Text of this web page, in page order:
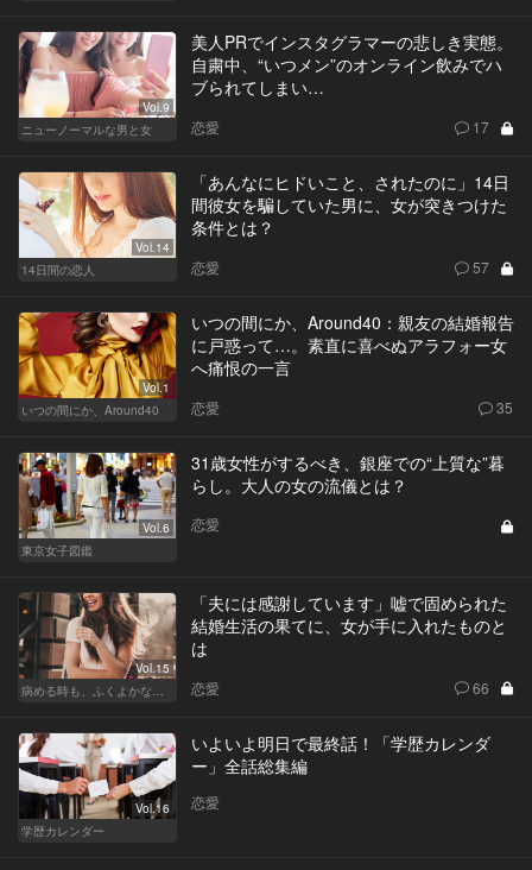
Vol.9
ニューノーマルな男と女
美人PRでインスタグラマーの悲しき実態。
自粛中、“いつメン”のオンライン飲みでハ
ブられてしまい…
恋愛 17
Vol.14
14日間の恋人
「あんなにヒドいこと、されたのに」14日
間彼女を騙していた男に、女が突きつけた
条件とは？
恋愛 57
Vol.1
いつの間にか、Around40
いつの間にか、Around40：親友の結婚報告
に戸惑って…。素直に喜べぬアラフォー女
へ痛恨の一言
恋愛 35
Vol.6
東京女子図鑑
31歳女性がするべき、銀座での“上質な”暮
らし。大人の女の流儀とは？
恋愛
Vol.15
病める時も、ふくよかなる時も
「夫には感謝しています」嘘で固められた
結婚生活の果てに、女が手に入れたものと
は
恋愛 66
Vol.16
学歴カレンダー
いよいよ明日で最終話！「学歴カレンダ
ー」全話総集編
恋愛